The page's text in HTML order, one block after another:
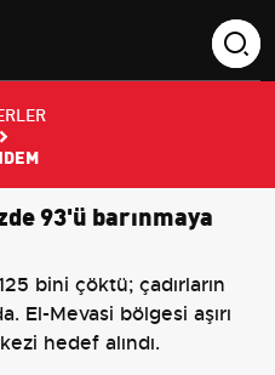
93'ü barınmaya
bini çöktü; çadırların
El-Mevasi bölgesi aşırı
hedef alındı.